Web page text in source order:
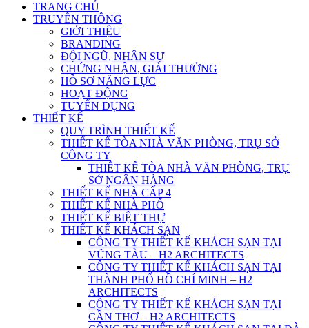
TRANG CHỦ
TRUYỀN THÔNG
GIỚI THIỆU
BRANDING
ĐỘI NGŨ, NHÂN SỰ
CHỨNG NHẬN, GIẢI THƯỞNG
HỒ SƠ NĂNG LỰC
HOẠT ĐỘNG
TUYỂN DỤNG
THIẾT KẾ
QUY TRÌNH THIẾT KẾ
THIẾT KẾ TÒA NHÀ VĂN PHÒNG, TRỤ SỞ
CÔNG TY
THIẾT KẾ TÒA NHÀ VĂN PHÒNG, TRỤ
SỞ NGÂN HÀNG
THIẾT KẾ NHÀ CẤP 4
THIẾT KẾ NHÀ PHỐ
THIẾT KẾ BIỆT THỰ
THIẾT KẾ KHÁCH SẠN
CÔNG TY THIẾT KẾ KHÁCH SẠN TẠI
VŨNG TÀU – H2 ARCHITECTS
CÔNG TY THIẾT KẾ KHÁCH SẠN TẠI
THÀNH PHỐ HỒ CHÍ MINH – H2
ARCHITECTS
CÔNG TY THIẾT KẾ KHÁCH SẠN TẠI
CẦN THƠ – H2 ARCHITECTS